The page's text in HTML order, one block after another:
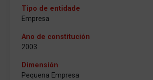
Tipo de entidade
Empresa
Ano de constitución
2003
Dimensión
Pequena Empresa